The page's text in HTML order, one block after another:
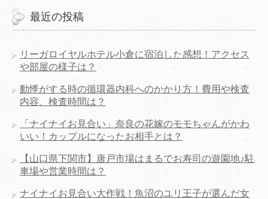
最近の投稿
リーガロイヤルホテル小倉に宿泊した感想！アクセス
や部屋の様子は？
動悸がする時の循環器内科へのかかり方！費用や検査
内容、検査時間は？
「ナイナイお見合い」奈良の花嫁のモモちゃんがかわ
いい！カップルになったお相手とは？
【山口県下関市】唐戸市場はまるでお寿司の遊園地♪駐
車場や営業時間は？
ナイナイお見合い大作戦！魚沼のユリ王子が選んだ女